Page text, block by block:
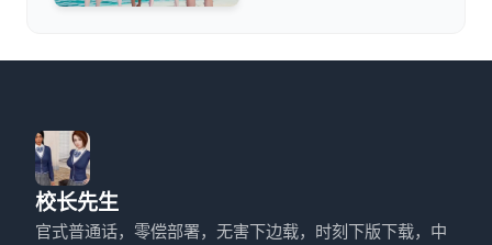
校长先生
官式普通话，零偿部署，无害下边载，时刻下版下载，中